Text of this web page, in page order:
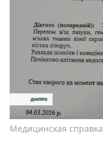
Медицинская справка